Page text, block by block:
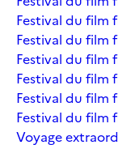
Festival du film
Festival du film
Festival du film
Festival du film
Festival du film
Festival du film
Voyage